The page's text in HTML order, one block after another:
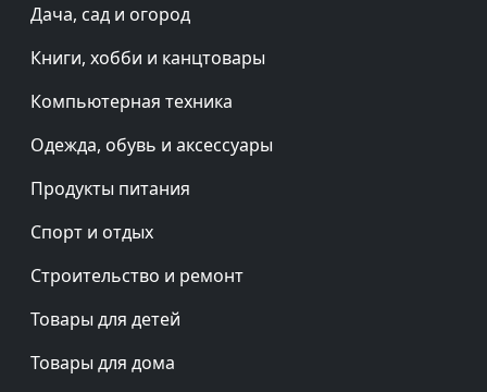
Дача, сад и огород
Книги, хобби и канцтовары
Компьютерная техника
Одежда, обувь и аксессуары
Продукты питания
Спорт и отдых
Строительство и ремонт
Товары для детей
Товары для дома